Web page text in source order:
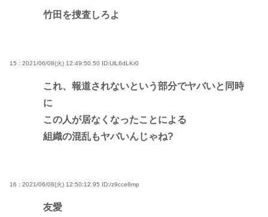
竹田を捜査しろよ
15 : 2021/06/08(火) 12:49:50.50 ID:UlL6dLKr0
これ、報道されないという部分でヤバいと同時
に
この人が居なくなったことによる
組織の混乱もヤバいんじゃね?
16 : 2021/06/08(火) 12:50:12.95 ID:/z9cce8mp
友愛